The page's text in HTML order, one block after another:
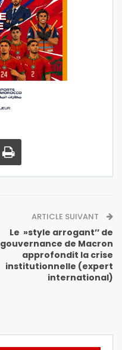
ARTICLE SUIVANT
Le »style arrogant’’ de
gouvernance de Macron
approfondit la crise
institutionnelle (expert
international)